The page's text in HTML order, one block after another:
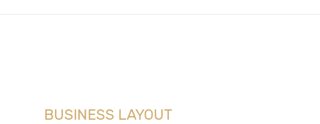
BUSINESS LAYOUT